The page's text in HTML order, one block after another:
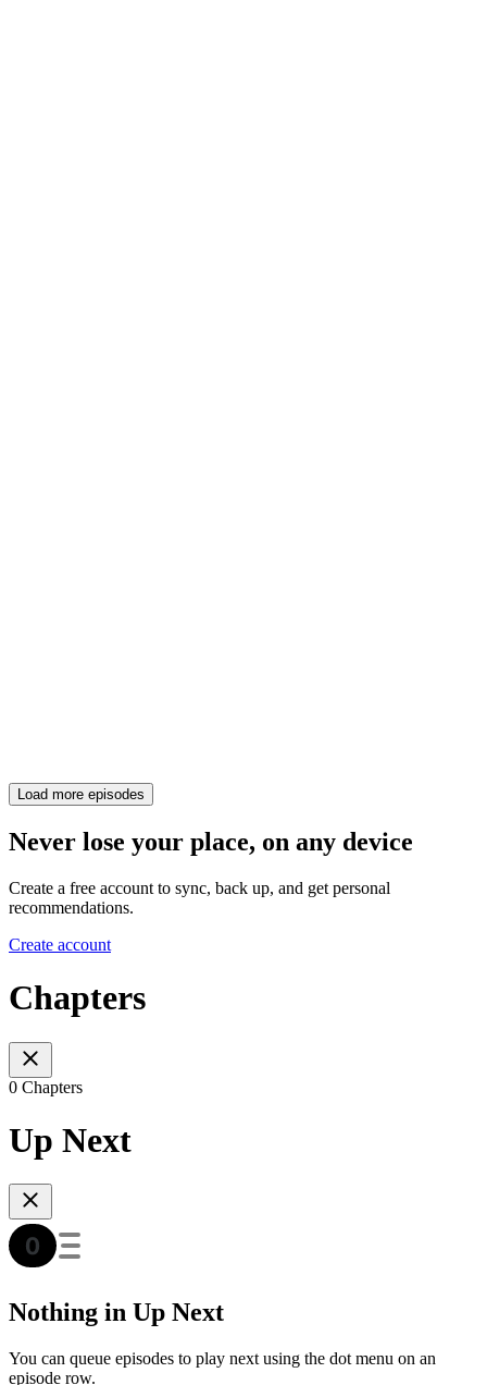
Load more episodes
Never lose your place, on any device
Create a free account to sync, back up, and get personal
recommendations.
Create account
Chapters
0 Chapters
Up Next
Nothing in Up Next
You can queue episodes to play next using the dot menu on an
episode row.